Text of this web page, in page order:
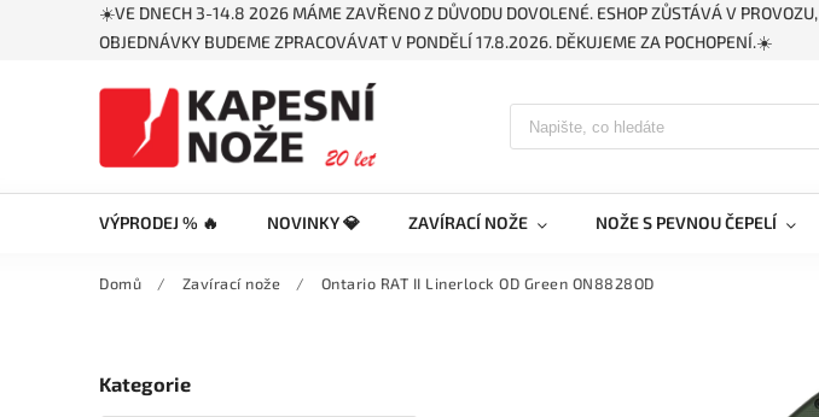
☀️VE DNECH 3-14.8 2026 MÁME ZAVŘENO Z DŮVODU DOVOLENÉ. ESHOP ZŮSTÁVÁ V PROVOZU,
OBJEDNÁVKY BUDEME ZPRACOVÁVAT V PONDĚLÍ 17.8.2026. DĚKUJEME ZA POCHOPENÍ.☀️
VÝPRODEJ % 🔥 NOVINKY 💎 ZAVÍRACÍ NOŽE NOŽE S PEVNOU ČEPELÍ
Domů / Zavírací nože / Ontario RAT II Linerlock OD Green ON8828OD
Kategorie